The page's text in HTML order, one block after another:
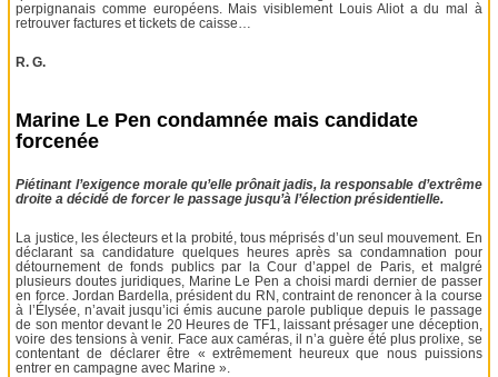
perpignanais comme européens. Mais visiblement Louis Aliot a du mal à
retrouver factures et tickets de caisse…
R. G.
Marine Le Pen condamnée mais candidate
forcenée
Piétinant l’exigence morale qu’elle prônait jadis, la responsable d’extrême
droite a décidé de forcer le passage jusqu’à l’élection présidentielle.
La justice, les électeurs et la probité, tous méprisés d’un seul mouvement. En
déclarant sa candidature quelques heures après sa condamnation pour
détournement de fonds publics par la Cour d’appel de Paris, et malgré
plusieurs doutes juridiques, Marine Le Pen a choisi mardi dernier de passer
en force. Jordan Bardella, président du RN, contraint de renoncer à la course
à l’Élysée, n’avait jusqu’ici émis aucune parole publique depuis le passage
de son mentor devant le 20 Heures de TF1, laissant présager une déception,
voire des tensions à venir. Face aux caméras, il n’a guère été plus prolixe, se
contentant de déclarer être « extrêmement heureux que nous puissions
entrer en campagne avec Marine ».